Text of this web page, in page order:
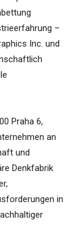
–
Inc. und
Praha 6,
an
und
Denkfabrik
in